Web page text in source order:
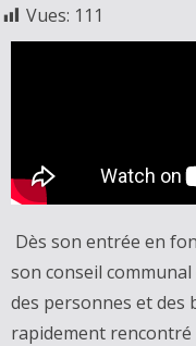
Vues: 111
Dès son entrée en
son conseil
des personnes et des
rapidement